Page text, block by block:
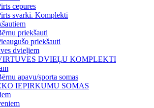
cepures
svārki. Komplekti
priekšauti
priekšauti
dvieļiem
DVIEĻU KOMPLEKTI
apavu/sporta somas
IEPIRKUMU SOMAS